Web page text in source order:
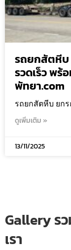
รถยกสัตหีบ
รวดเร็ว พร้
พัทยา.com
รถยกสัตหีบ ยก
ดูเพิ่มเติม »
13/11/2025
Gallery ร
เรา